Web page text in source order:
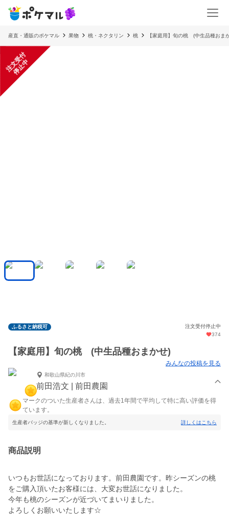
産直・通販のポケマル 果物 桃・ネクタリン 桃 【家庭用】旬の桃 (中生品種おま
注
文
受
付
停
止
中
ふるさと納税可
注文受付停止中
374
【家庭用】旬の桃 (中生品種おまかせ)
みんなの投稿を見る
和歌山県紀の川市
前田浩文 | 前田農園
マークのついた生産者さんは、過去1年間で平均して特に高い評価を得
ています。
生産者バッジの基準が新しくなりました。 詳しくはこちら
商品説明
いつもお世話になっております。前田農園です。昨シーズンの桃
をご購入頂いたお客様には、大変お世話になりました。
今年も桃のシーズンが近づいてまいりました。
よろしくお願いいたします☆